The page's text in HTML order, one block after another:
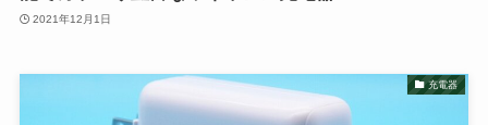
2021年12月1日
充電器